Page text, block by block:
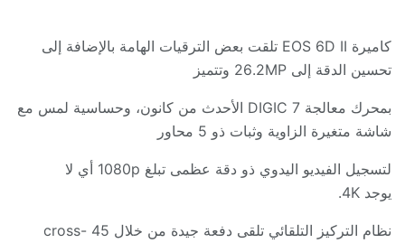
كاميرة
تلقت بعض الترقيات الهامة بالإضافة إلى
تحسين الدقة إلى
وتتميز
بمحرك معالجة
الأحدث من كانون، وحساسية لمس مع
شاشة متغيرة الزاوية وثبات ذو
محاور
لتسجيل الفيديو اليدوي ذو دقة عظمى تبلغ
أي لا
يوجد
نظام التركيز التلقائي تلقى دفعة جيدة من خلال
45 cross-